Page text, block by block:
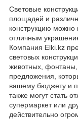
Световые
площадей и
конструкцию можно
отличным
Компания Elki.kz
световых
животных,
предложения,
вашему бюджету и
также могут стать
супермаркет или
действительно